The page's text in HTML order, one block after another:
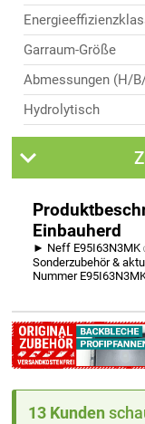
Garraum-Größe
Abmessungen (H/
Hydrolytisch
Einbauherd
► Neff E95I63N3MK
Sonderzubehör &
Nummer
13 Kunden